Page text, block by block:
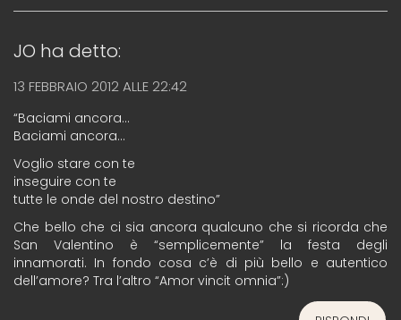
JO ha detto:
13 FEBBRAIO 2012 ALLE 22:42
“Baciami ancora…
Baciami ancora…
Voglio stare con te
inseguire con te
tutte le onde del nostro destino”
Che bello che ci sia ancora qualcuno che si ricorda che
San Valentino è “semplicemente” la festa degli
innamorati. In fondo cosa c’è di più bello e autentico
dell’amore? Tra l’altro “Amor vincit omnia”:)